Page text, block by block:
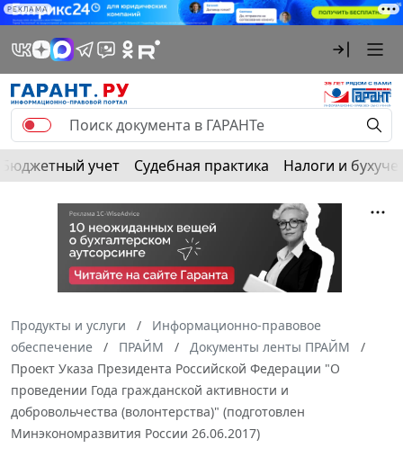
РЕКЛАМА
Бюджетный учет Судебная практика Налоги и
Продукты и услуги
Информационно-правовое
обеспечение
ПРАЙМ
Документы ленты ПРАЙМ
Проект Указа Президента Российской Федерации "О
проведении Года гражданской активности и
добровольчества (волонтерства)" (подготовлен
Минэкономразвития России 26.06.2017)